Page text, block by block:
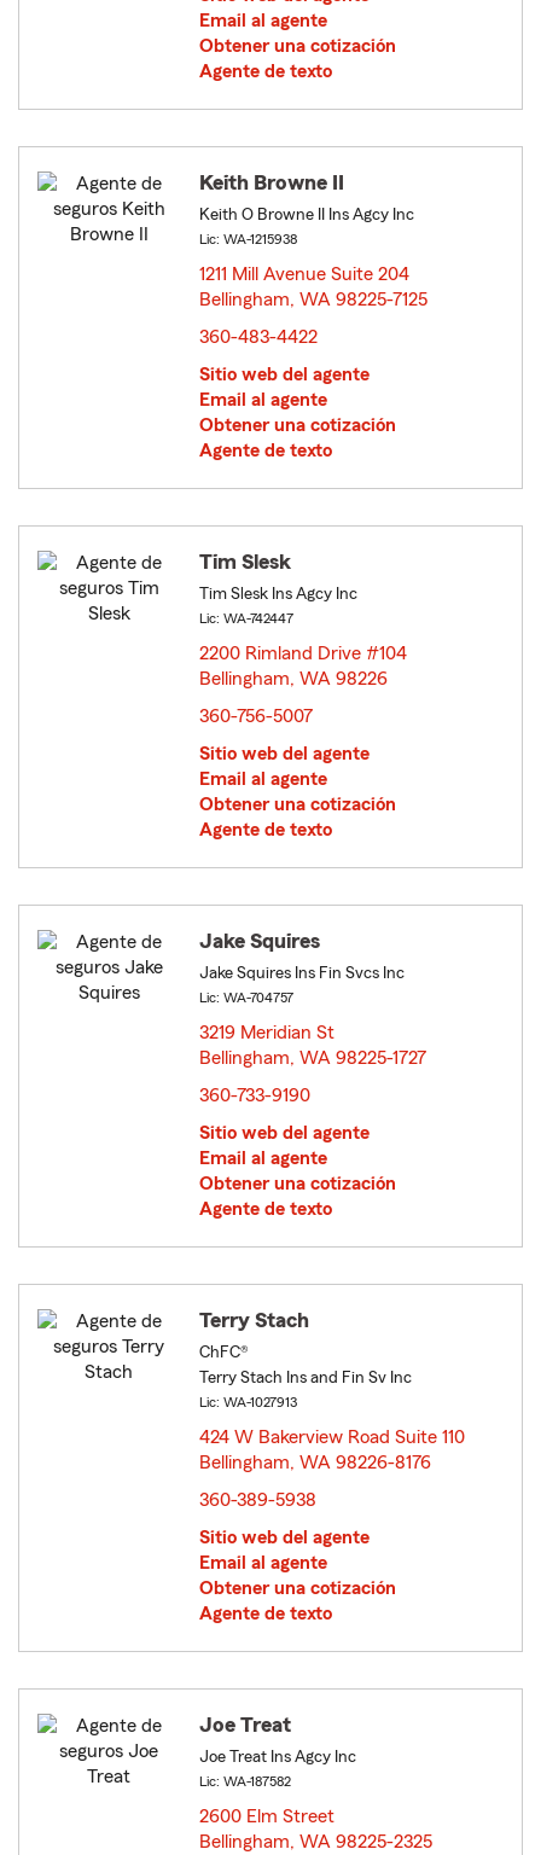
Email al agente
Obtener una cotización
Agente de texto
Keith Browne II
Keith O Browne II Ins Agcy Inc
Lic: WA-1215938
1211 Mill Avenue Suite 204
Bellingham, WA 98225-7125
360-483-4422
Sitio web del agente
Email al agente
Obtener una cotización
Agente de texto
Tim Slesk
Tim Slesk Ins Agcy Inc
Lic: WA-742447
2200 Rimland Drive #104
Bellingham, WA 98226
360-756-5007
Sitio web del agente
Email al agente
Obtener una cotización
Agente de texto
Jake Squires
Jake Squires Ins Fin Svcs Inc
Lic: WA-704757
3219 Meridian St
Bellingham, WA 98225-1727
360-733-9190
Sitio web del agente
Email al agente
Obtener una cotización
Agente de texto
Terry Stach
ChFC®
Terry Stach Ins and Fin Sv Inc
Lic: WA-1027913
424 W Bakerview Road Suite 110
Bellingham, WA 98226-8176
360-389-5938
Sitio web del agente
Email al agente
Obtener una cotización
Agente de texto
Joe Treat
Joe Treat Ins Agcy Inc
Lic: WA-187582
2600 Elm Street
Bellingham, WA 98225-2325